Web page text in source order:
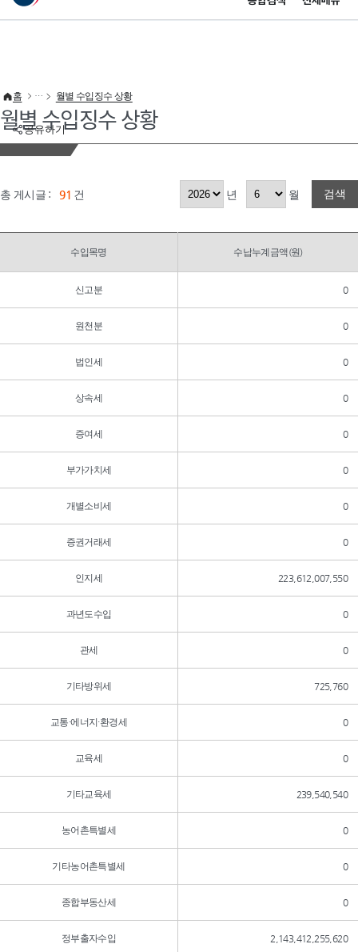
이 누리집은 대한민국 공식 전자정부 누리집입니다.
공유하기
홈 월별 수입징수 상황
월별 수입징수 상황
총 게시글 : 91 건 년 월 검색
수입목명 수납누계금액(원)
신고분 0
원천분 0
법인세 0
상속세 0
증여세 0
부가가치세 0
개별소비세 0
증권거래세 0
인지세 223,612,007,550
과년도수입 0
관세 0
기타방위세 725,760
교통·에너지·환경세 0
교육세 0
기타교육세 239,540,540
농어촌특별세 0
기타농어촌특별세 0
종합부동산세 0
정부출자수입 2,143,412,255,620